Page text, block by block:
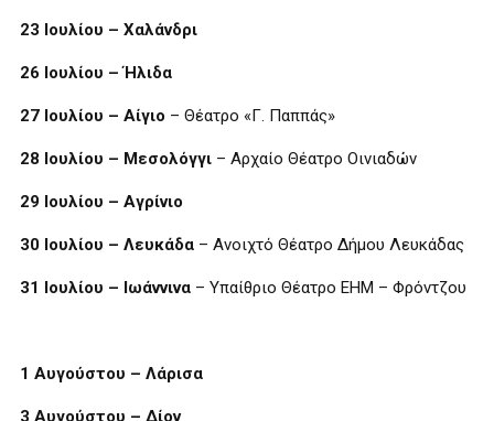
23 Ιουλίου – Χαλάνδρι
26 Ιουλίου – Ήλιδα
27 Ιουλίου – Αίγιο – Θέατρο «Γ. Παππάς»
28 Ιουλίου – Μεσολόγγι – Αρχαίο Θέατρο Οινιαδών
29 Ιουλίου – Αγρίνιο
30 Ιουλίου – Λευκάδα – Ανοιχτό Θέατρο Δήμου Λευκάδας
31 Ιουλίου – Ιωάννινα – Υπαίθριο Θέατρο ΕΗΜ – Φρόντζου
1 Αυγούστου – Λάρισα
3 Αυγούστου – Δίον